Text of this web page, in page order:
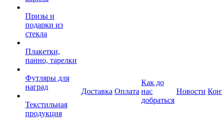
Призы и
подарки из
стекла
Плакетки,
панно, тарелки
Футляры для
наград
Текстильная
продукция
Доставка Оплата
Как до
нас
добраться
Новости